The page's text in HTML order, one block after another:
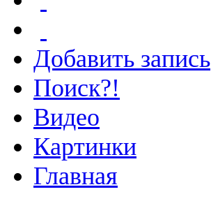
Добавить запись
Поиск?!
Видео
Картинки
Главная